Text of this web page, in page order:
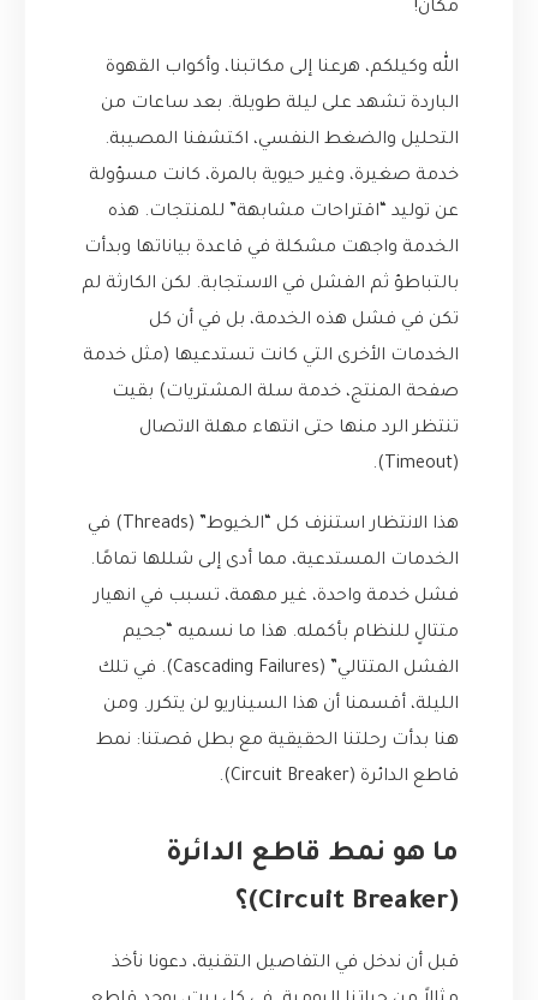
مكان!
الله وكيلكم، هرعنا إلى مكاتبنا، وأكواب القهوة
الباردة تشهد على ليلة طويلة. بعد ساعات من
التحليل والضغط النفسي، اكتشفنا المصيبة.
خدمة صغيرة، وغير حيوية بالمرة، كانت مسؤولة
عن توليد “اقتراحات مشابهة” للمنتجات. هذه
الخدمة واجهت مشكلة في قاعدة بياناتها وبدأت
بالتباطؤ ثم الفشل في الاستجابة. لكن الكارثة لم
تكن في فشل هذه الخدمة، بل في أن كل
الخدمات الأخرى التي كانت تستدعيها (مثل خدمة
صفحة المنتج، خدمة سلة المشتريات) بقيت
تنتظر الرد منها حتى انتهاء مهلة الاتصال
(Timeout).
هذا الانتظار استنزف كل “الخيوط” (Threads) في
الخدمات المستدعية، مما أدى إلى شللها تمامًا.
فشل خدمة واحدة، غير مهمة، تسبب في انهيار
متتالٍ للنظام بأكمله. هذا ما نسميه “جحيم
الفشل المتتالي” (Cascading Failures). في تلك
الليلة، أقسمنا أن هذا السيناريو لن يتكرر. ومن
هنا بدأت رحلتنا الحقيقية مع بطل قصتنا: نمط
قاطع الدائرة (Circuit Breaker).
ما هو نمط قاطع الدائرة
(Circuit Breaker)؟
قبل أن ندخل في التفاصيل التقنية، دعونا نأخذ